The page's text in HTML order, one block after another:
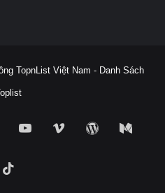
TopnList Việt Nam - Danh Sách
YouTubeVimeo WordPress